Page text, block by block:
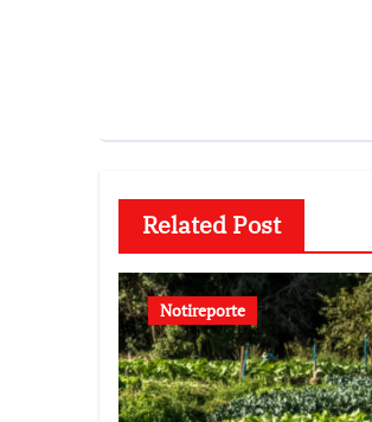
Related Post
Notireporte